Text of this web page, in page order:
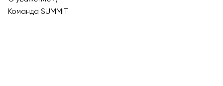
Команда SUMMIT